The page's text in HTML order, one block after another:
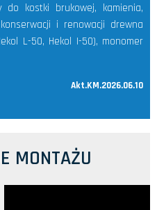
do kostki brukowej, kamienia,
i renowacji drewna
L-50, Hekol I-50), monomer
Akt.KM.2026.06.10
MONTAŻU